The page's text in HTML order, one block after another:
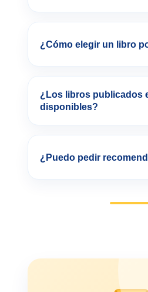
¿Cómo elegir un libro
¿Los libros publicados
disponibles?
¿Puedo pedir